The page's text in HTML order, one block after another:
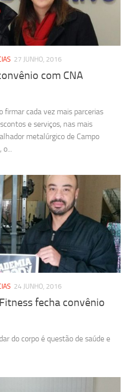
27 JUNHO, 2016
com CNA
firmar cada vez mais parcerias
e serviços, nas mais
metalúrgico de Campo
o...
24 JUNHO, 2016
fecha convênio
questão de saúde e